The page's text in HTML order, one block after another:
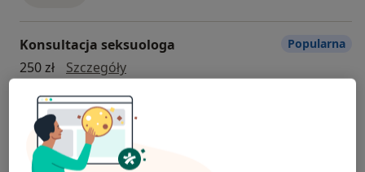
Konsultacja seksuologa
250 zł
SzczegółyKonsultacja seksuologa
Umów
Popularna
Konsultacja psychologiczna dzieci